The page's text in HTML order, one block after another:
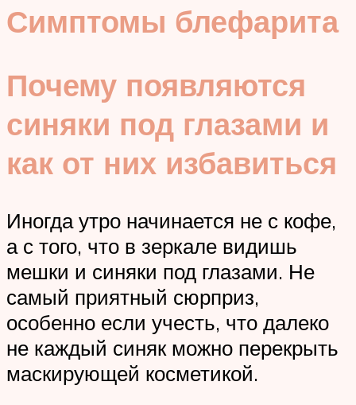
Симптомы блефарита
Почему появляются
синяки под глазами и
как от них избавиться
Иногда утро начинается не с кофе,
а с того, что в зеркале видишь
мешки и синяки под глазами. Не
самый приятный сюрприз,
особенно если учесть, что далеко
не каждый синяк можно перекрыть
маскирующей косметикой.